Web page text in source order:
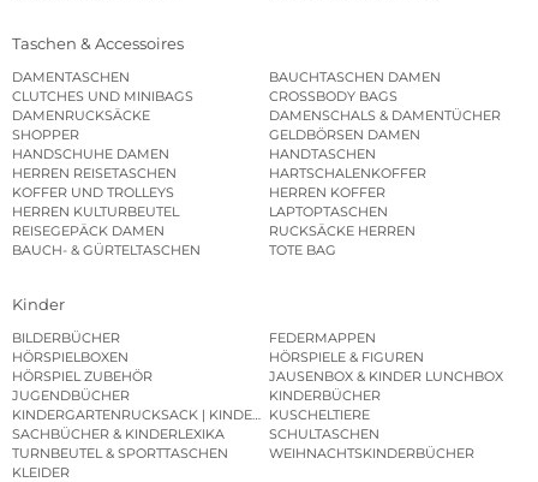
Taschen & Accessoires
DAMENTASCHEN
BAUCHTASCHEN DAMEN
CLUTCHES UND MINIBAGS
CROSSBODY BAGS
DAMENRUCKSÄCKE
DAMENSCHALS & DAMENTÜCHER
SHOPPER
GELDBÖRSEN DAMEN
HANDSCHUHE DAMEN
HANDTASCHEN
HERREN REISETASCHEN
HARTSCHALENKOFFER
KOFFER UND TROLLEYS
HERREN KOFFER
HERREN KULTURBEUTEL
LAPTOPTASCHEN
REISEGEPÄCK DAMEN
RUCKSÄCKE HERREN
BAUCH- & GÜRTELTASCHEN
TOTE BAG
Kinder
BILDERBÜCHER
FEDERMAPPEN
HÖRSPIELBOXEN
HÖRSPIELE & FIGUREN
HÖRSPIEL ZUBEHÖR
JAUSENBOX & KINDER LUNCHBOX
JUGENDBÜCHER
KINDERBÜCHER
KINDERGARTENRUCKSACK | KINDERGARTENBEUTEL
KUSCHELTIERE
SACHBÜCHER & KINDERLEXIKA
SCHULTASCHEN
TURNBEUTEL & SPORTTASCHEN
WEIHNACHTSKINDERBÜCHER
KLEIDER